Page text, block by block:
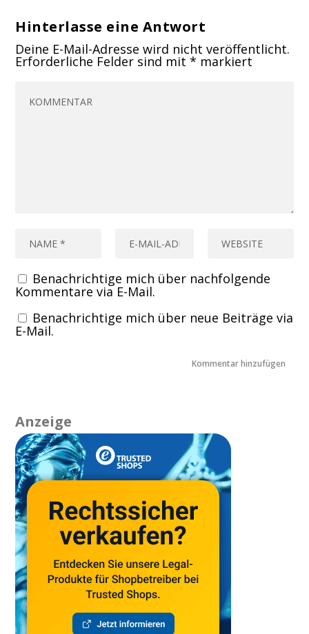
Hinterlasse eine Antwort
Deine E-Mail-Adresse wird nicht veröffentlicht.
Erforderliche Felder sind mit* markiert
Benachrichtige mich über nachfolgende
Kommentare via E-Mail.
Benachrichtige mich über neue Beiträge via
E-Mail.
Anzeige